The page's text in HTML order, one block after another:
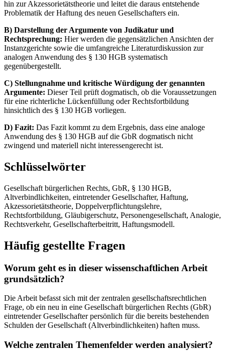
hin zur Akzessorietätstheorie und leitet die daraus entstehende
Problematik der Haftung des neuen Gesellschafters ein.
B) Darstellung der Argumente von Judikatur und
Rechtsprechung: Hier werden die gegensätzlichen Ansichten der
Instanzgerichte sowie die umfangreiche Literaturdiskussion zur
analogen Anwendung des § 130 HGB systematisch
gegenübergestellt.
C) Stellungnahme und kritische Würdigung der genannten
Argumente: Dieser Teil prüft dogmatisch, ob die Voraussetzungen
für eine richterliche Lückenfüllung oder Rechtsfortbildung
hinsichtlich des § 130 HGB vorliegen.
D) Fazit: Das Fazit kommt zu dem Ergebnis, dass eine analoge
Anwendung des § 130 HGB auf die GbR dogmatisch nicht
zwingend und materiell nicht interessengerecht ist.
Schlüsselwörter
Gesellschaft bürgerlichen Rechts, GbR, § 130 HGB,
Altverbindlichkeiten, eintretender Gesellschafter, Haftung,
Akzessorietätstheorie, Doppelverpflichtungslehre,
Rechtsfortbildung, Gläubigerschutz, Personengesellschaft, Analogie,
Rechtsverkehr, Gesellschafterbeitritt, Haftungsmodell.
Häufig gestellte Fragen
Worum geht es in dieser wissenschaftlichen Arbeit
grundsätzlich?
Die Arbeit befasst sich mit der zentralen gesellschaftsrechtlichen
Frage, ob ein neu in eine Gesellschaft bürgerlichen Rechts (GbR)
eintretender Gesellschafter persönlich für die bereits bestehenden
Schulden der Gesellschaft (Altverbindlichkeiten) haften muss.
Welche zentralen Themenfelder werden analysiert?